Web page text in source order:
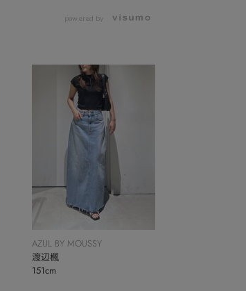
powered by
AZUL BY MOUSSY
渡辺楓
151cm